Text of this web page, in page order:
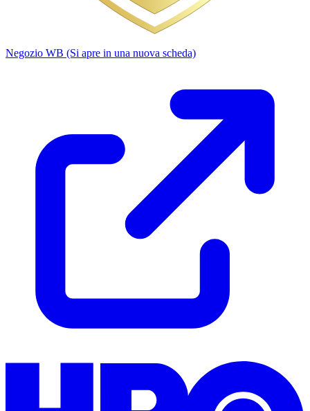
Negozio WB (Si apre in una nuova scheda)